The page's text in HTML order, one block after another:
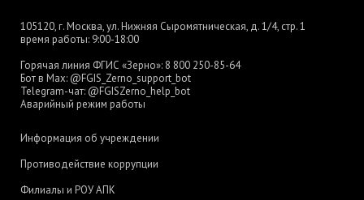
105120, г. Москва, ул. Нижняя Сыромятническая, д. 1/4, стр. 1
время работы: 9:00-18:00
Горячая линия ФГИС «Зерно»: 8 800 250-85-64
Бот в Max: @FGIS_Zerno_support_bot
Telegram-чат: @FGISZerno_help_bot
Аварийный режим работы
Информация об учреждении
Противодействие коррупции
Филиалы и РОУ АПК